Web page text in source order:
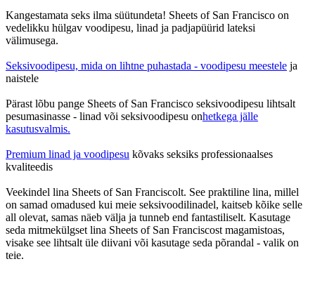
Kangestamata seks ilma süütundeta! Sheets of San Francisco on
vedelikku hülgav voodipesu, linad ja padjapüürid lateksi
välimusega.
Seksivoodipesu, mida on lihtne puhastada - voodipesu meestele ja
naistele
Pärast lõbu pange Sheets of San Francisco seksivoodipesu lihtsalt
pesumasinasse - linad või seksivoodipesu onhetkega jälle
kasutusvalmis.
Premium linad ja voodipesu kõvaks seksiks professionaalses
kvaliteedis
Veekindel lina Sheets of San Franciscolt. See praktiline lina, millel
on samad omadused kui meie seksivoodilinadel, kaitseb kõike selle
all olevat, samas näeb välja ja tunneb end fantastiliselt. Kasutage
seda mitmekülgset lina Sheets of San Franciscost magamistoas,
visake see lihtsalt üle diivani või kasutage seda põrandal - valik on
teie.